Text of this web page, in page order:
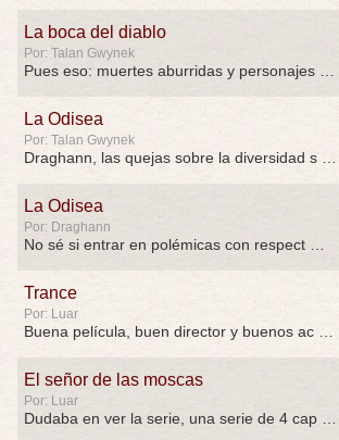
La boca del diablo
Por: Talan Gwynek
La Odisea
Por: Talan Gwynek
Draghann, las quejas sobre la diversidad s …
La Odisea
Por: Draghann
No sé si entrar en polémicas con respect …
Trance
Por: Luar
Buena película, buen director y buenos ac …
El señor de las moscas
Por: Luar
Dudaba en ver la serie, una serie de 4 cap …